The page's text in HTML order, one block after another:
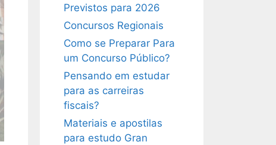
Previstos para 2026
Concursos Regionais
Como se Preparar Para
um Concurso Público?
Pensando em estudar
para as carreiras
fiscais?
Materiais e apostilas
para estudo Gran